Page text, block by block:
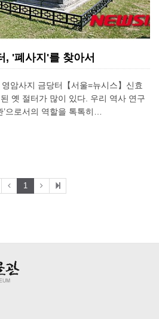
, '폐사지'를 찾아서
영암사지 금당터【서울=뉴시스】신효
옛 절터가 많이 있다. 우리 역사 연구
으로서의 역할을 톡톡히…
1